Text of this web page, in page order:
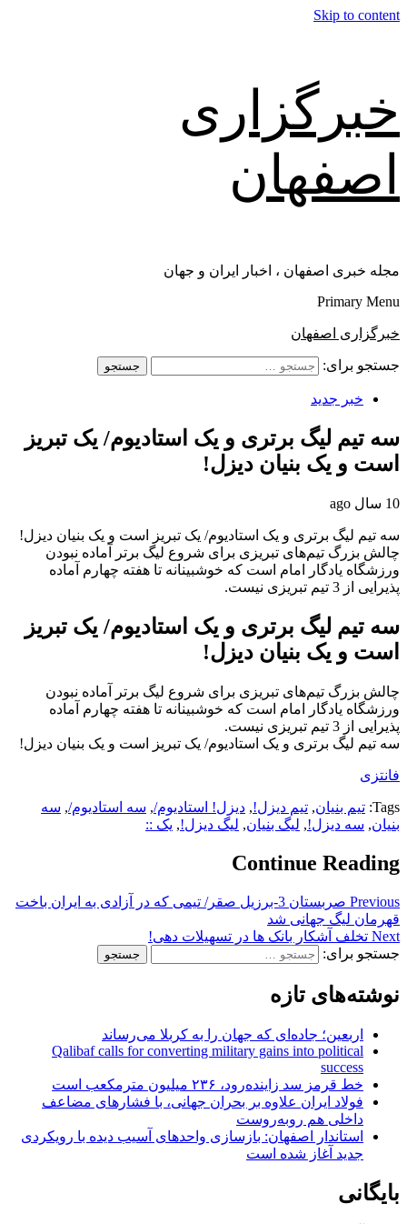
Skip to content
خبرگزاری
اصفهان
مجله خبری اصفهان ، اخبار ایران و جهان
Primary Menu
خبرگزاری اصفهان
جستجو برای:
خبر جدید
سه تیم لیگ برتری و یک استادیوم/ یک تبریز
است و یک بنیان دیزل!
10 سال ago
سه تیم لیگ برتری و یک استادیوم/ یک تبریز است و یک بنیان دیزل!
چالش بزرگ تیم‌های تبریزی برای شروع لیگ برتر آماده نبودن
ورزشگاه یادگار امام است که خوشبینانه تا هفته چهارم آماده
پذیرایی از 3 تیم تبریزی نیست.
سه تیم لیگ برتری و یک استادیوم/ یک تبریز
است و یک بنیان دیزل!
چالش بزرگ تیم‌های تبریزی برای شروع لیگ برتر آماده نبودن
ورزشگاه یادگار امام است که خوشبینانه تا هفته چهارم آماده
پذیرایی از 3 تیم تبریزی نیست.
سه تیم لیگ برتری و یک استادیوم/ یک تبریز است و یک بنیان دیزل!
فانتزی
Tags: تیم بنیان, تیم دیزل!, دیزل! استادیوم/, سه استادیوم/, سه
بنیان, سه دیزل!, لیگ بنیان, لیگ دیزل!, یک ::
Continue Reading
Previous
صربستان 3-برزیل صقر/ تیمی که در آزادی به ایران باخت
قهرمان لیگ جهانی شد
Next تخلف آشکار بانک‌ ها در تسهیلات‌ دهی!
جستجو برای:
نوشته‌های تازه
اربعین؛ جاده‌ای که جهان را به کربلا می‌رساند
Qalibaf calls for converting military gains into political
success
خط قرمز سد زاینده‌رود، ۲۳۶ میلیون مترمکعب است
فولاد ایران علاوه بر بحران جهانی، با فشارهای مضاعف
داخلی هم روبه‌روست
استاندار اصفهان: بازسازی واحدهای آسیب دیده با رویکردی
جدید آغاز شده است
بایگانی